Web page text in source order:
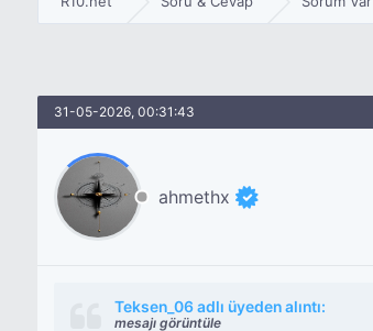
31-05-2026, 00:31:43
ahmethx
Teksen_06 adlı üyeden alıntı:
mesajı görüntüle